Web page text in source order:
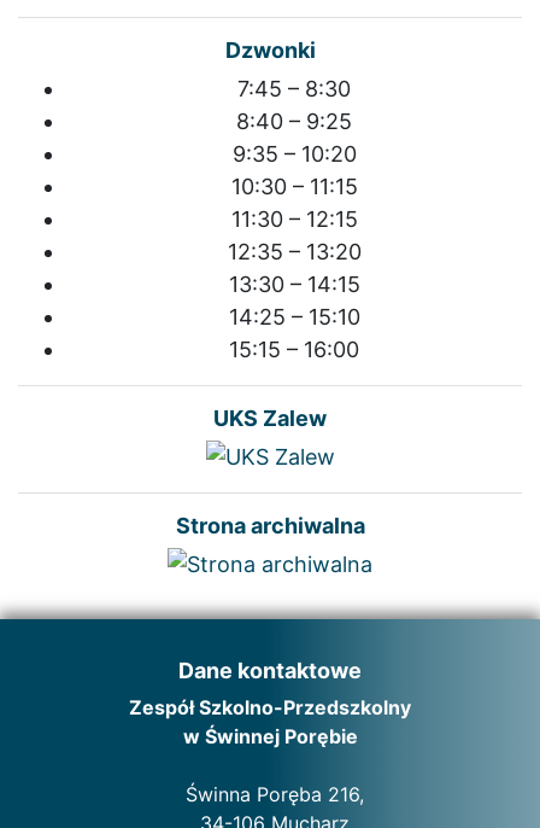
Dzwonki
7:45 – 8:30
8:40 – 9:25
9:35 – 10:20
10:30 – 11:15
11:30 – 12:15
12:35 – 13:20
13:30 – 14:15
14:25 – 15:10
15:15 – 16:00
UKS Zalew
Strona archiwalna
Dane kontaktowe
Zespół Szkolno-Przedszkolny
w Świnnej Porębie
Świnna Poręba 216,
34-106 Mucharz